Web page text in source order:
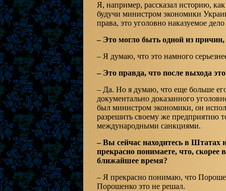
Я, например, рассказал историю,
будучи министром экономики
права, это уголовно наказуемое
– Это могло быть одной из
– Я думаю, что это намного
– Это правда, что после выхода
– Да. Но я думаю, что еще больше
документально доказанного
был министром экономики, он
разрешить своему же предприятию
международными санкциями.
– Вы сейчас находитесь в Штатах
прекрасно понимаете, что, скорее
ближайшее время?
– Я прекрасно понимаю, что
Порошенко это не решал.